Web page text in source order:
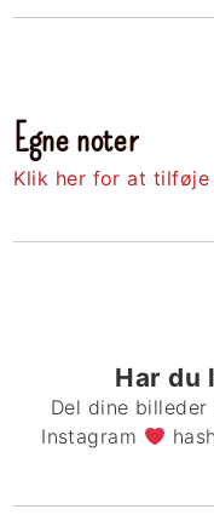
Egne noter
Klik her for at
Har du
Del dine billeder
Instagram